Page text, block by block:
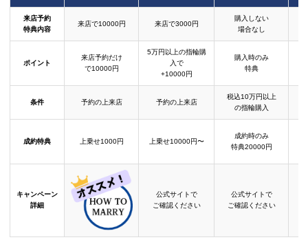
来店予約
特典内容
来店で10000円 来店で3000円
購入しない
場合なし
ポイント
来店予約だけ
で10000円
5万円以上の指輪購
入で
+10000円
購入時のみ
特典
条件 予約の上来店 予約の上来店
税込10万円以上
の指輪購入
成約特典 上乗せ1000円 上乗せ10000円〜
成約時のみ
特典20000円
キャンペーン
詳細
公式サイトで
ご確認ください
公式サイトで
ご確認ください